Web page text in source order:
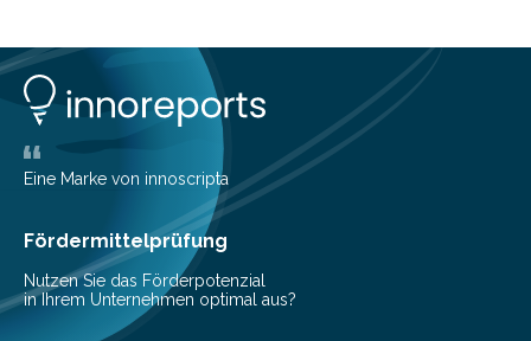
Lösungen interessieren. 1. Multibanking-Tools: Alle
Konten auf einen Blick Viele Banken bieten bereits in
ihrem Online-Banking eine Multibanking-Funktion an,
mit der sich Konten bei anderen Banken…
Eine Marke von innoscripta
Fördermittelprüfung
Nutzen Sie das Förderpotenzial
in Ihrem Unternehmen optimal aus?